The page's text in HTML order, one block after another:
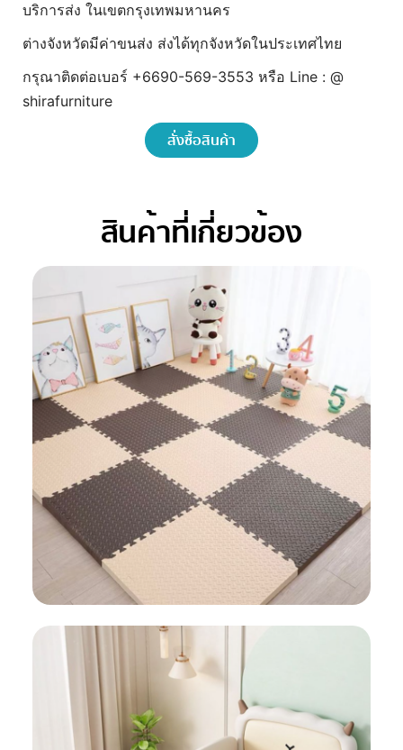
บริการส่ง ในเขตกรุงเทพมหานคร
ต่างจังหวัดมีค่าขนส่ง ส่งได้ทุกจังหวัดในประเทศไทย
กรุณาติดต่อเบอร์ +6690-569-3553 หรือ Line : @
shirafurniture
สั่งซื้อสินค้า
สินค้าที่เกี่ยวข้อง